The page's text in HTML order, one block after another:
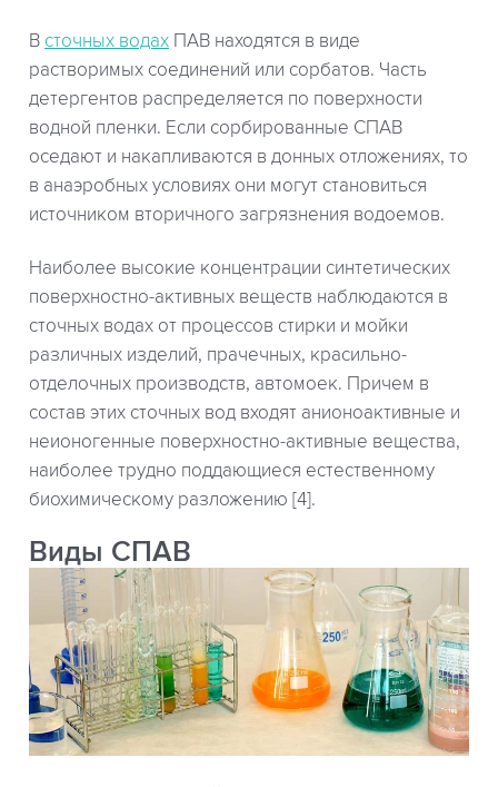
В сточных водах ПАВ находятся в виде
растворимых соединений или сорбатов. Часть
детергентов распределяется по поверхности
водной пленки. Если сорбированные СПАВ
оседают и накапливаются в донных отложениях, то
в анаэробных условиях они могут становиться
источником вторичного загрязнения водоемов.
Наиболее высокие концентрации синтетических
поверхностно-активных веществ наблюдаются в
сточных водах от процессов стирки и мойки
различных изделий, прачечных, красильно-
отделочных производств, автомоек. Причем в
состав этих сточных вод входят анионоактивные и
неионогенные поверхностно-активные вещества,
наиболее трудно поддающиеся естественному
биохимическому разложению [4].
Виды СПАВ